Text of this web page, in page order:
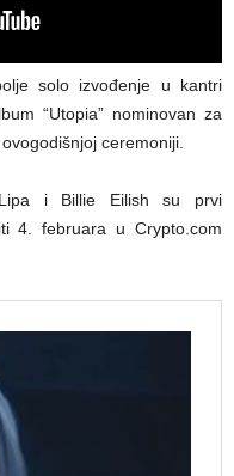
solo izvođenje u kantri
“Utopia” nominovan za
ceremoniji.
Lipa i Billie Eilish su prvi
4. februara u Crypto.com